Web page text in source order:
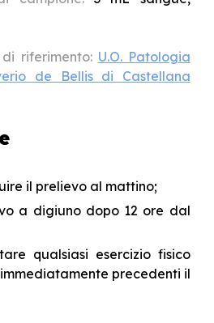
riferimento: U.O. Patologia
de Bellis di Castellana
il prelievo al mattino;
a digiuno dopo 12 ore dal
qualsiasi esercizio fisico
precedenti il